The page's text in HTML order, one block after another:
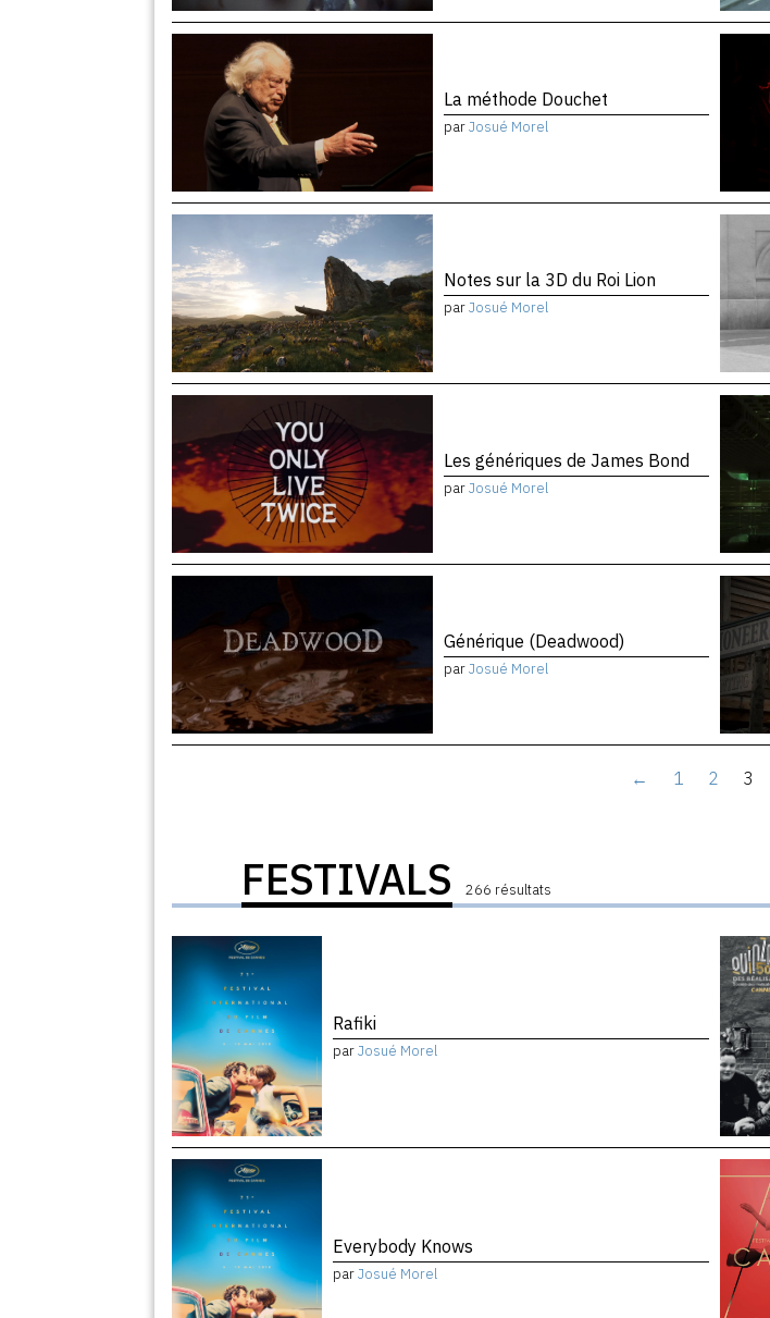
La méthode Douchet
parJosué Morel
Notes sur la 3D du Roi Lion
parJosué Morel
Les génériques de James Bond
parJosué Morel
Générique (Deadwood)
parJosué Morel
← 1 2 3
FESTIVALS 266 résultats
Rafiki
parJosué Morel
Everybody Knows
parJosué Morel